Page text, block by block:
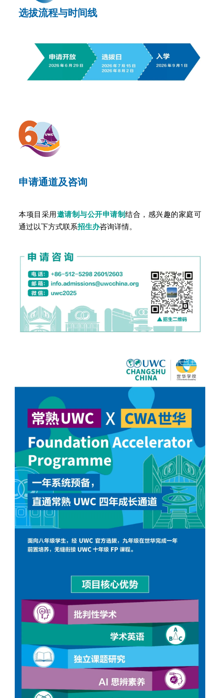
选拔流程与时间线
申请通道及咨询
本项目采用邀请制与公开申请制结合，感兴趣的家庭可
通过以下方式联系招生办咨询详情。